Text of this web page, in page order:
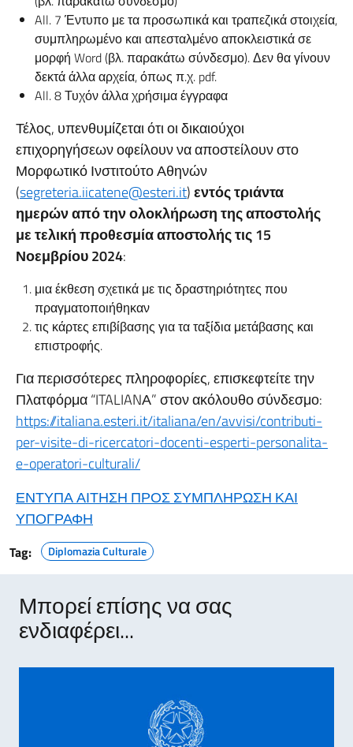
All. 7 Έντυπο με τα προσωπικά και τραπεζικά στοιχεία,
συμπληρωμένο και απεσταλμένο αποκλειστικά σε
μορφή Word (βλ. παρακάτω σύνδεσμο). Δεν θα γίνουν
δεκτά άλλα αρχεία, όπως π.χ. pdf.
All. 8 Τυχόν άλλα χρήσιμα έγγραφα
Τέλος, υπενθυμίζεται ότι οι δικαιούχοι
επιχορηγήσεων οφείλουν να αποστείλουν στο
Μορφωτικό Ινστιτούτο Αθηνών
(segreteria.iicatene@esteri.it)εντόςτριάντα
ημερώναπότηνολοκλήρωσητηςαποστολής
με τελική προθεσμία αποστολής τις 15
Νοεμβρίου 2024:
μια έκθεση σχετικά με τις δραστηριότητες που
πραγματοποιήθηκαν
τις κάρτες επιβίβασης για τα ταξίδια μετάβασης και
επιστροφής.
Για περισσότερες πληροφορίες, επισκεφτείτε την
Πλατφόρμα “ITALIANΑ” στον ακόλουθο σύνδεσμο:
https://italiana.esteri.it/italiana/en/avvisi/contributi-
per-visite-di-ricercatori-docenti-esperti-personalita-
e-operatori-culturali/
ΕΝΤΥΠΑ ΑΙΤΗΣΗ ΠΡΟΣ ΣΥΜΠΛΗΡΩΣΗ ΚΑΙ
ΥΠΟΓΡΑΦΗ
Tag: Diplomazia Culturale
Μπορεί επίσης να σας
ενδιαφέρει...